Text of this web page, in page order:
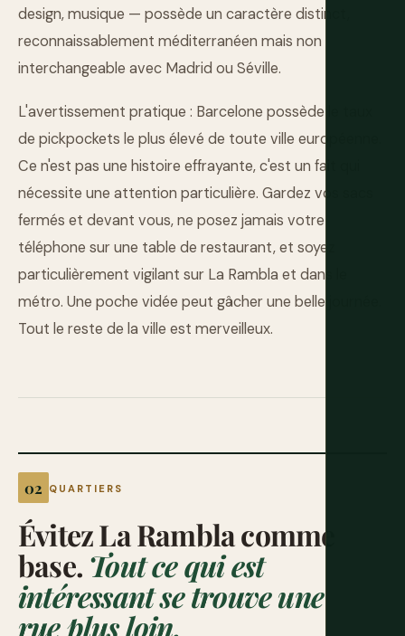
design, musique — possède un caractère distinct,
reconnaissablement méditerranéen mais non
interchangeable avec Madrid ou Séville.
L'avertissement pratique : Barcelone possède le taux
de pickpockets le plus élevé de toute ville européenne.
Ce n'est pas une histoire effrayante, c'est un fait qui
nécessite une attention particulière. Gardez vos sacs
fermés et devant vous, ne posez jamais votre
téléphone sur une table de restaurant, et soyez
particulièrement vigilant sur La Rambla et dans le
métro. Une poche vidée peut gâcher une belle journée.
Tout le reste de la ville est merveilleux.
QUARTIERS
Évitez La Rambla comme
base. Tout ce qui est
intéressant se trouve une
rue plus loin.